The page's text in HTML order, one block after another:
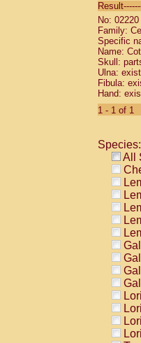
No: 02220
Family:
Specific
Name:
Skull:
Ulna: exist
Fibula:
Hand:
1 - 1 of 1
Species:
All